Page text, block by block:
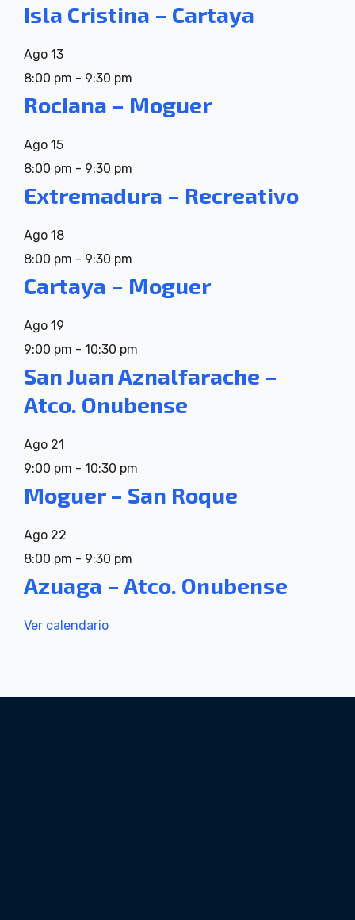
Isla Cristina – Cartaya
Ago 13
8:00 pm - 9:30 pm
Rociana – Moguer
Ago 15
8:00 pm - 9:30 pm
Extremadura – Recreativo
Ago 18
8:00 pm - 9:30 pm
Cartaya – Moguer
Ago 19
9:00 pm - 10:30 pm
San Juan Aznalfarache –
Atco. Onubense
Ago 21
9:00 pm - 10:30 pm
Moguer – San Roque
Ago 22
8:00 pm - 9:30 pm
Azuaga – Atco. Onubense
Ver calendario